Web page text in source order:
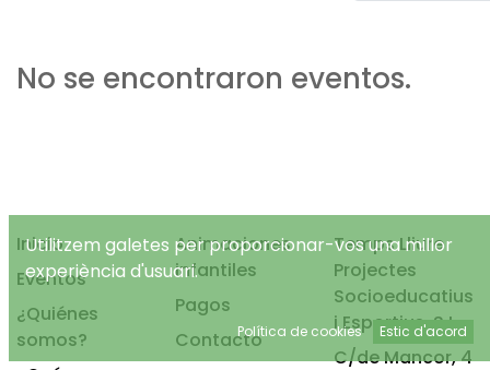
No se encontraron eventos.
Inicio
Eventos
¿Quiénes
somos?
Animaciones
infantiles
Pagos
Contacto
Temps Lliure
Projectes
Socioeducatius
i Esportius, S.L.
C/de Mancor, 4
Utilitzem galetes per proporcionar-vos una millor
experiència d'usuari.
Política de cookies Estic d'acord